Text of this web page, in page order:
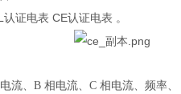
认证电表 CE认证电表 。
流、 B 相电流、 C 相电流、频率、